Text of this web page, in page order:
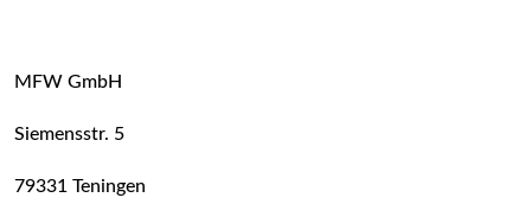
MFW GmbH
Siemensstr. 5
79331 Teningen